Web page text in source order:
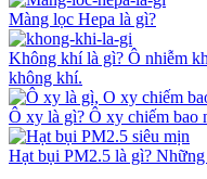
Màng lọc Hepa là gì?
Không khí là gì? Ô nhiễm
không khí.
Ô xy là gì? Ô xy chiếm bao
Hạt bụi PM2.5 là gì?